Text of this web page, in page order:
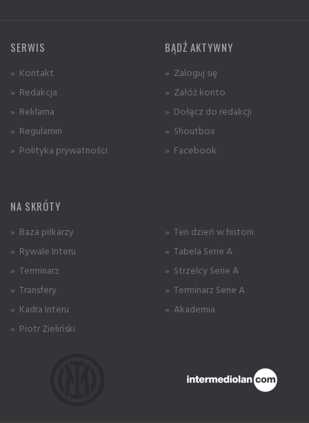
SERWIS
» Kontakt
» Redakcja
» Reklama
» Regulamin
» Polityka prywatności
BĄDŹ AKTYWNY
» Zaloguj się
» Załóż konto
» Dołącz do redakcji
» Shoutbox
» Facebook
NA SKRÓTY
» Baza piłkarzy
» Rywale Interu
» Terminarz
» Transfery
» Kadra Interu
» Piotr Zieliński
» Ten dzień w historii
» Tabela Serie A
» Strzelcy Serie A
» Terminarz Serie A
» Akademia